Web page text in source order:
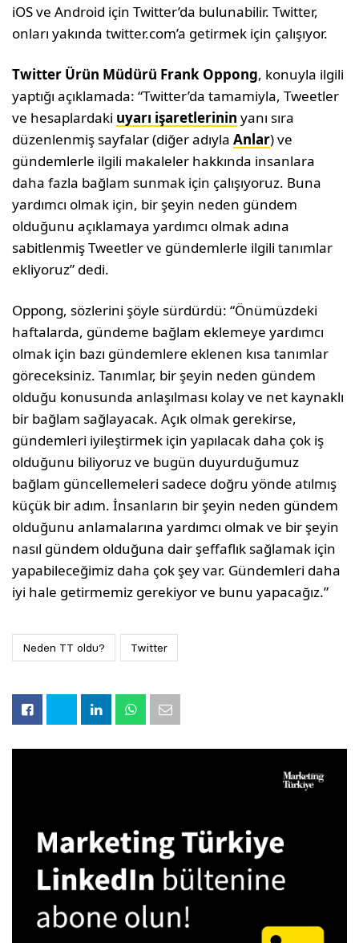
iOS ve Android için Twitter’da bulunabilir. Twitter,
onları yakında twitter.com’a getirmek için çalışıyor.
Twitter Ürün Müdürü Frank Oppong, konuyla ilgili
yaptığı açıklamada: “Twitter’da tamamiyla, Tweetler
ve hesaplardaki uyarı işaretlerinin yanı sıra
düzenlenmiş sayfalar (diğer adıylaAnlar) ve
gündemlerle ilgili makaleler hakkında insanlara
daha fazla bağlam sunmak için çalışıyoruz. Buna
yardımcı olmak için, bir şeyin neden gündem
olduğunu açıklamaya yardımcı olmak adına
sabitlenmiş Tweetler ve gündemlerle ilgili tanımlar
ekliyoruz” dedi.
Oppong, sözlerini şöyle sürdürdü: “Önümüzdeki
haftalarda, gündeme bağlam eklemeye yardımcı
olmak için bazı gündemlere eklenen kısa tanımlar
göreceksiniz. Tanımlar, bir şeyin neden gündem
olduğu konusunda anlaşılması kolay ve net kaynaklı
bir bağlam sağlayacak. Açık olmak gerekirse,
gündemleri iyileştirmek için yapılacak daha çok iş
olduğunu biliyoruz ve bugün duyurduğumuz
bağlam güncellemeleri sadece doğru yönde atılmış
küçük bir adım. İnsanların bir şeyin neden gündem
olduğunu anlamalarına yardımcı olmak ve bir şeyin
nasıl gündem olduğuna dair şeffaflık sağlamak için
yapabileceğimiz daha çok şey var. Gündemleri daha
iyi hale getirmemiz gerekiyor ve bunu yapacağız.”
Neden TT oldu? Twitter